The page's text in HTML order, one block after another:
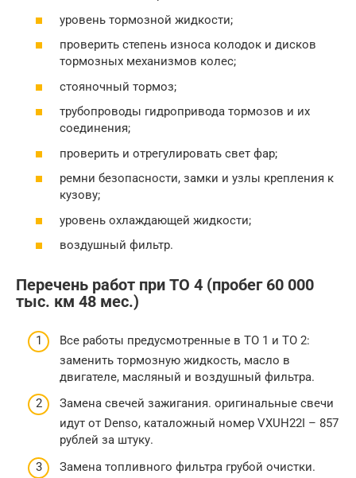
уровень тормозной жидкости;
проверить степень износа колодок и дисков
тормозных механизмов колес;
стояночный тормоз;
трубопроводы гидропривода тормозов и их
соединения;
проверить и отрегулировать свет фар;
ремни безопасности, замки и узлы крепления к
кузову;
уровень охлаждающей жидкости;
воздушный фильтр.
Перечень работ при ТО 4 (пробег 60 000
тыс. км 48 мес.)
Все работы предусмотренные в ТО 1 и ТО 2:
заменить тормозную жидкость, масло в
двигателе, масляный и воздушный фильтра.
Замена свечей зажигания. оригинальные свечи
идут от Denso, каталожный номер VXUH22I – 857
рублей за штуку.
Замена топливного фильтра грубой очистки.